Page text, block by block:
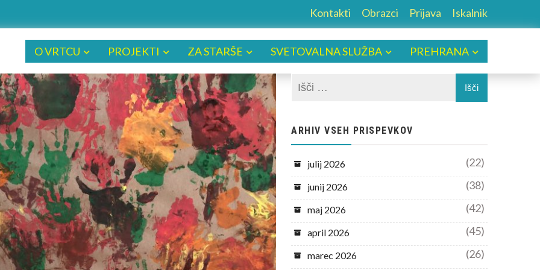
Kontakti Obrazci Prijava Iskalnik
O VRTCU PROJEKTI ZA STARŠE SVETOVALNA SLUŽBA PREHRANA
ARHIV VSEH PRISPEVKOV
julij 2026 (22)
junij 2026 (38)
maj 2026 (42)
april 2026 (45)
marec 2026 (26)